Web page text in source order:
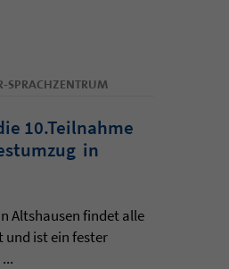
SPRACHZENTRUM
10.Teilnahme
in
Altshausen findet alle
ist ein fester